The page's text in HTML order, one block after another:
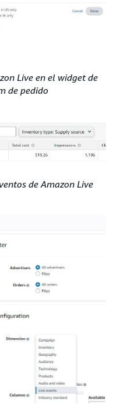
Live en el widget de
de pedido
de Amazon Live